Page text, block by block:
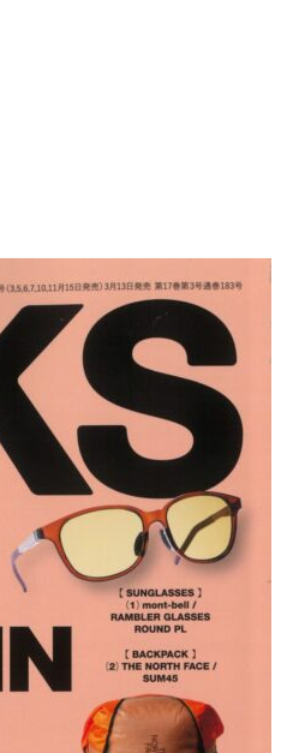
TOP
LTJとは
取り扱いブラ
取り扱い店舗
保証と修理